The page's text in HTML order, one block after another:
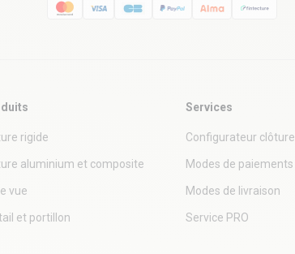
rigide
aluminium et composite
vue
et portillon
Services
Configurateur clôture
Modes de paiements
Modes de livraison
Service PRO